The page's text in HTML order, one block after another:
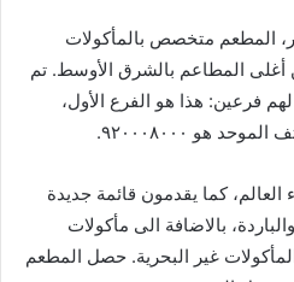
المطعم متخصص بالمأكولات
أغلى المطاعم بالشرق الأوسط. تم
فرعه الأول عام 1989م. لهم فرعين: هذا هو الفرع الأول،
هو ٩٢٠٠٠٨٠٠٠.
كما يقدمون قائمة جديدة
بالاضافة الى مأكولات
غير البحرية. حصل المطعم